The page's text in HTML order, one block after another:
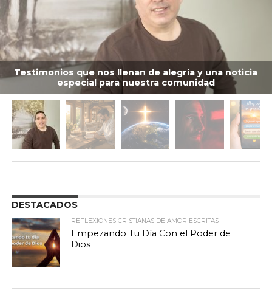
Testimonios que nos llenan de alegría y una noticia
especial para nuestra comunidad
DESTACADOS
REFLEXIONES CRISTIANAS DE AMOR ESCRITAS
Empezando Tu Día Con el Poder de
Dios